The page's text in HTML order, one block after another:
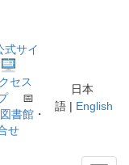
式サイ
セス
📅
図書館 ・
せ
日本
語 | English